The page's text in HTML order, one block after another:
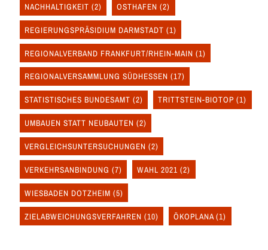
NACHHALTIGKEIT (2) OSTHAFEN (2)
REGIERUNGSPRÄSIDIUM DARMSTADT (1)
REGIONALVERBAND FRANKFURT/RHEIN-MAIN (1)
REGIONALVERSAMMLUNG SÜDHESSEN (17)
STATISTISCHES BUNDESAMT (2) TRITTSTEIN-BIOTOP (1)
UMBAUEN STATT NEUBAUTEN (2)
VERGLEICHSUNTERSUCHUNGEN (2)
VERKEHRSANBINDUNG (7) WAHL 2021 (2)
WIESBADEN DOTZHEIM (5)
ZIELABWEICHUNGSVERFAHREN (10) ÖKOPLANA(1)